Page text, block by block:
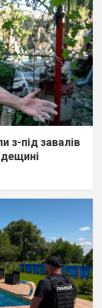
з-під завалів